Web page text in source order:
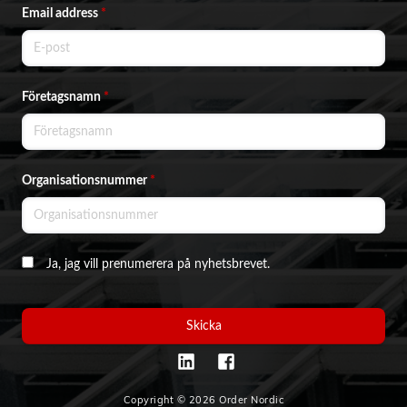
Email address *
Företagsnamn*
Organisationsnummer *
Ja, jag vill prenumerera på nyhetsbrevet.
Skicka
Copyright © 2026 Order Nordic